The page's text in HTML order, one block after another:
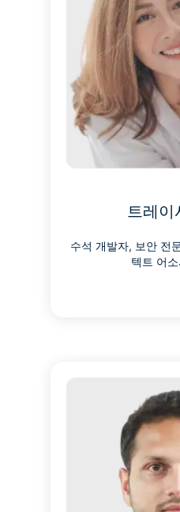
트레이
수석 개발자, 보안 전
텍트 어